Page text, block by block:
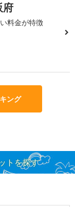
府
料金が特徴
ング
トを探す